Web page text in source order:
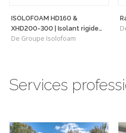
ISOLOFOAM HD160 &
XHD200-300 | Isolant rigide
haute densité polyvalent
De Groupe Isolofoam
Services